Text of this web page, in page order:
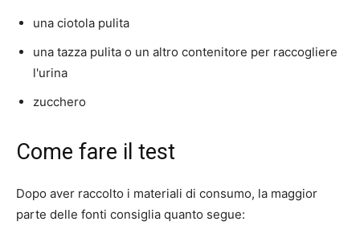
una ciotola pulita
una tazza pulita o un altro contenitore per raccogliere
l'urina
zucchero
Come fare il test
Dopo aver raccolto i materiali di consumo, la maggior
parte delle fonti consiglia quanto segue: